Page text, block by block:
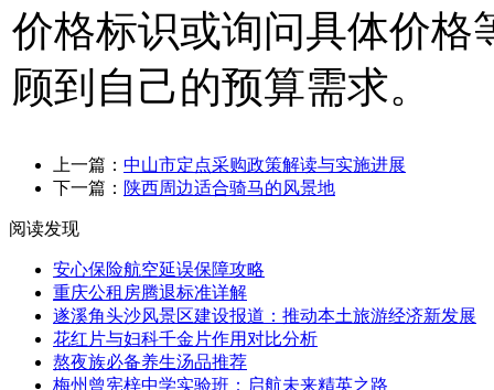
价格标识或询问具体价格
顾到自己的预算需求。
上一篇： 中山市定点采购政策解读与实施进展
下一篇： 陕西周边适合骑马的风景地
阅读发现
安心保险航空延误保障攻略
重庆公租房腾退标准详解
遂溪角头沙风景区建设报道：推动本土旅游经济新发展
花红片与妇科千金片作用对比分析
熬夜族必备养生汤品推荐
梅州曾宪梓中学实验班：启航未来精英之路